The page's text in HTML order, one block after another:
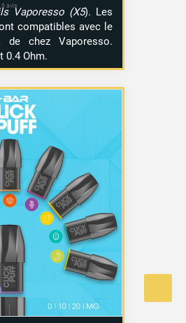
1 avis
Vaporesso (X5). Les
compatibles avec le
de chez Vaporesso.
0.4 Ohm.